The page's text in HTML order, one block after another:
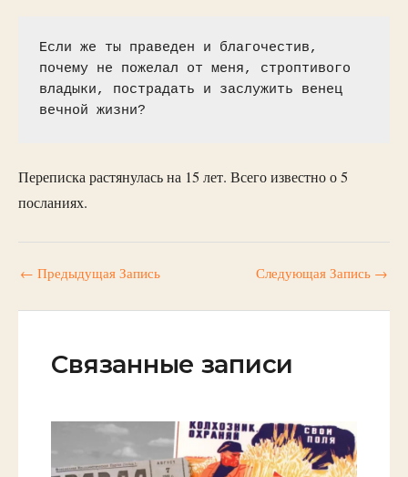
Если же ты праведен и благочестив,
почему не пожелал от меня, строптивого
владыки, пострадать и заслужить венец
вечной жизни?
Переписка растянулась на 15 лет. Всего известно о 5
посланиях.
← Предыдущая Запись Следующая Запись →
Связанные записи